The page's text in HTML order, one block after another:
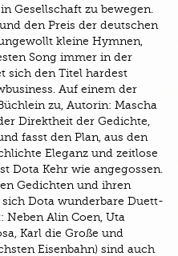
Gesellschaft zu bewegen.
den Preis der deutschen
kleine Hymnen,
Song immer in der
sich den Titel hardest
Auf einem der
zu, Autorin: Mascha
Direktheit der Gedichte,
fasst den Plan, aus den
Eleganz und zeitlose
Dota Kehr wie angegossen.
Gedichten und ihren
Dota wunderbare Duett-
Neben Alin Coen, Uta
Karl die Große und
Eisenbahn) sind auch